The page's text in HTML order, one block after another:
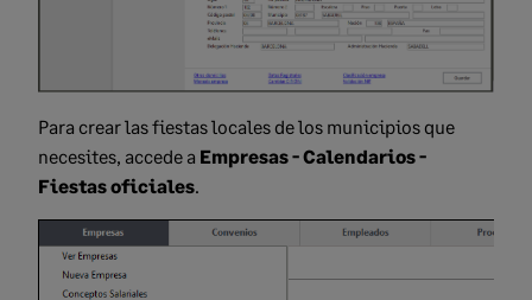
Para crear las fiestas locales de los municipios que
necesites, accede a Empresas - Calendarios -
Fiestas oficiales